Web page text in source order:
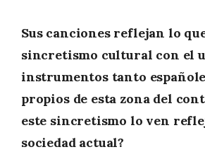
Sus canciones reflejan lo
sincretismo cultural con el
instrumentos tanto
propios de esta zona del
este sincretismo lo ven
sociedad actual?